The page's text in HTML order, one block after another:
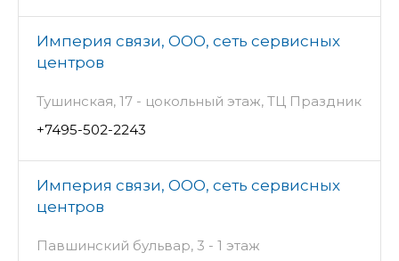
Империя связи, ООО, сеть сервисных
центров
Тушинская, 17 - цокольный этаж, ТЦ Праздник
+7495-502-2243
Империя связи, ООО, сеть сервисных
центров
Павшинский бульвар, 3 - 1 этаж